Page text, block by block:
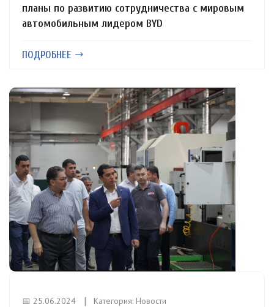
планы по развитию сотрудничества с мировым
автомобильным лидером BYD
ПОДРОБНЕЕ
📅 25.06.2024 Категория: Новости